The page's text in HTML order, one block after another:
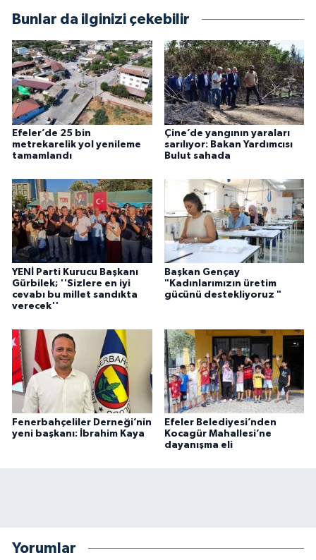
Bunlar da ilginizi çekebilir
Efeler’de 25 bin
metrekarelik yol yenileme
tamamlandı
Çine’de yangının yaraları
sarılıyor: Bakan Yardımcısı
Bulut sahada
YENİ Parti Kurucu Başkanı
Gürbilek; ''Sizlere en iyi
cevabı bu millet sandıkta
verecek''
Başkan Gençay
"Kadınlarımızın üretim
gücünü destekliyoruz "
Fenerbahçeliler Derneği’nin
yeni başkanı: İbrahim Kaya
Efeler Belediyesi’nden
Kocagür Mahallesi’ne
dayanışma eli
Yorumlar